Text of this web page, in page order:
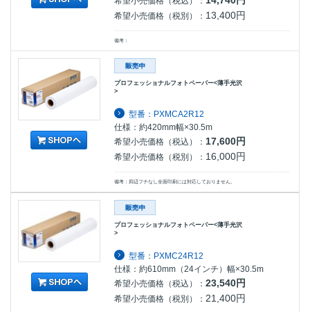
希望小売価格（税別）： 13,400円
備考：
プロフェッショナルフォトペーパー<薄手光沢
>
型番：PXMCA2R12
仕様：約420mm幅×30.5m
希望小売価格（税込）： 17,600円
希望小売価格（税別）： 16,000円
備考：四辺フチなし全面印刷には対応しておりません。
プロフェッショナルフォトペーパー<薄手光沢
>
型番：PXMC24R12
仕様：約610mm（24インチ）幅×30.5m
希望小売価格（税込）：23,540円
希望小売価格（税別）： 21,400円